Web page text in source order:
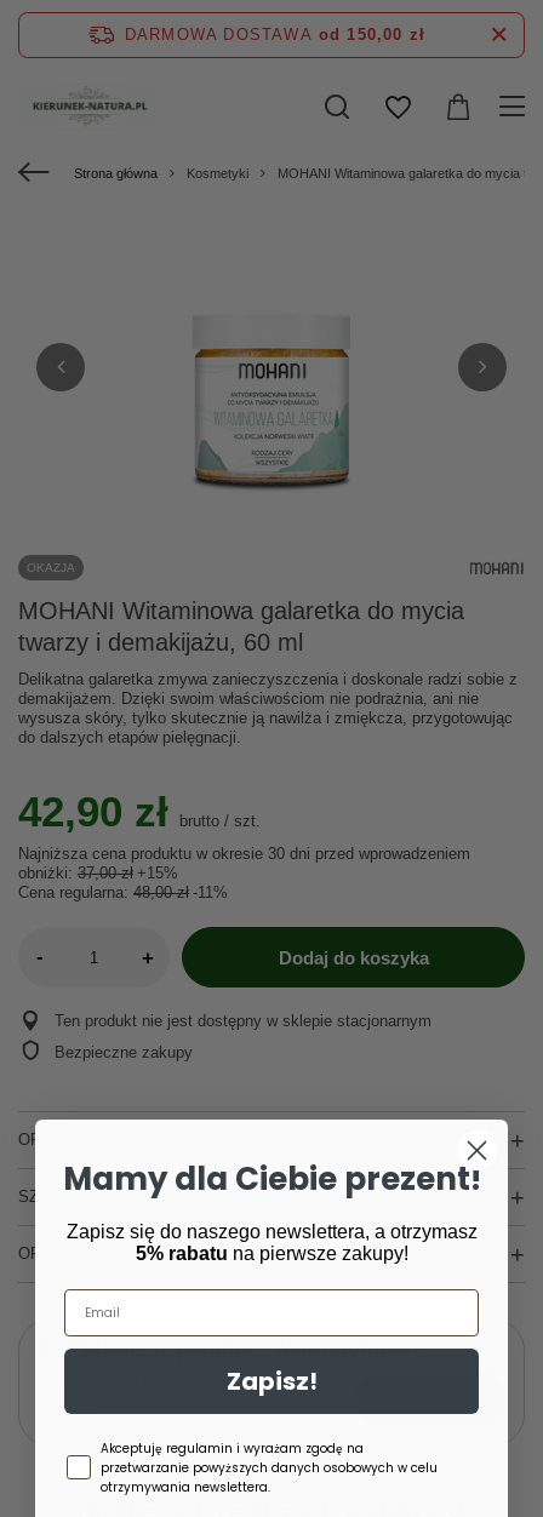
DARMOWA DOSTAWA od 150,00 zł
Strona główna Kosmetyki MOHANI Witaminowa galaretka do mycia
OKAZJA
MOHANI Witaminowa galaretka do mycia
twarzy i demakijażu, 60 ml
Delikatna galaretka zmywa zanieczyszczenia i doskonale radzi sobie z
demakijażem. Dzięki swoim właściwościom nie podrażnia, ani nie
wysusza skóry, tylko skutecznie ją nawilża i zmiękcza, przygotowując
do dalszych etapów pielęgnacji.
42,90 zł brutto / szt.
Najniższa cena produktu w okresie 30 dni przed wprowadzeniem
obniżki: 37,00 zł +15%
Cena regularna: 48,00 zł -11%
- + Dodaj do koszyka
Ten produkt nie jest dostępny w sklepie stacjonarnym
Bezpieczne zakupy
OPIS
SZCZEGÓŁOWE DANE
OPINIE
Potrzebujesz pomocy? Masz pytania?
Zadaj pytanie a my odpowiemy niezwłocznie,
najciekawsze pytania i odpowiedzi publikując
dla innych.
Mamy dla Ciebie prezent!
Zapisz się do naszego newslettera, a otrzymasz
5% rabatu na pierwsze zakupy!
Email
Zapisz!
Zgoda newsletter
Akceptuję regulamin i wyrażam zgodę na
przetwarzanie powyższych danych osobowych w celu
otrzymywania newslettera.